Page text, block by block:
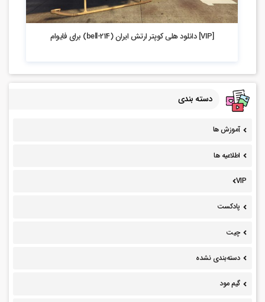
[VIP] دانلود هلی کوپتر ارتش ایران (bell-214) برای فایوام
دسته بندی
آموزش ها
اطلاعیه ها
VIP
پادکست
چیت
دسته‌بندی نشده
گیم مود